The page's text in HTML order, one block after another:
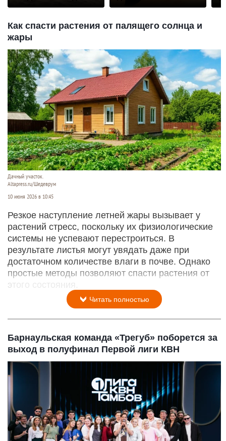
Как спасти растения от палящего солнца и
жары
Дачный участок.
Altapress.ru/Шедеврум
10 июня 2026 в 10:45
Резкое наступление летней жары вызывает у
растений стресс, поскольку их физиологические
системы не успевают перестроиться. В
результате листья могут увядать даже при
достаточном количестве влаги в почве. Однако
простые методы позволяют спасти растения от
этого состояния.
Читать полностью
Барнаульская команда «Трегуб» поборется за
выход в полуфинал Первой лиги КВН